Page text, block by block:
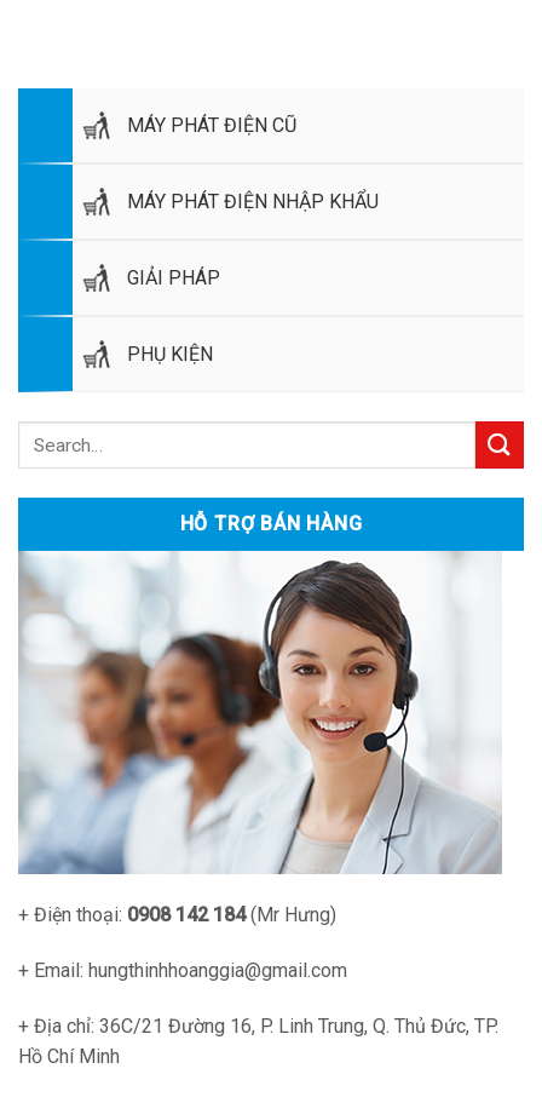
MÁY PHÁT ĐIỆN CŨ
MÁY PHÁT ĐIỆN NHẬP KHẨU
GIẢI PHÁP
PHỤ KIỆN
HỖ TRỢ BÁN HÀNG
+ Điện thoại: 0908 142 184(Mr Hưng)
+ Email: hungthinhhoanggia@gmail.com
+ Địa chỉ: 36C/21 Đường 16, P. Linh Trung, Q. Thủ Đức, TP.
Hồ Chí Minh